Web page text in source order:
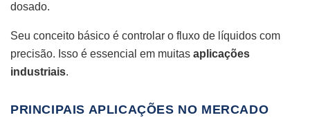
dosado.
Seu conceito básico é controlar o fluxo de líquidos com
precisão. Isso é essencial em muitas aplicações
industriais.
PRINCIPAIS APLICAÇÕES NO MERCADO